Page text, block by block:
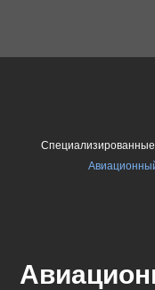
Специализированные